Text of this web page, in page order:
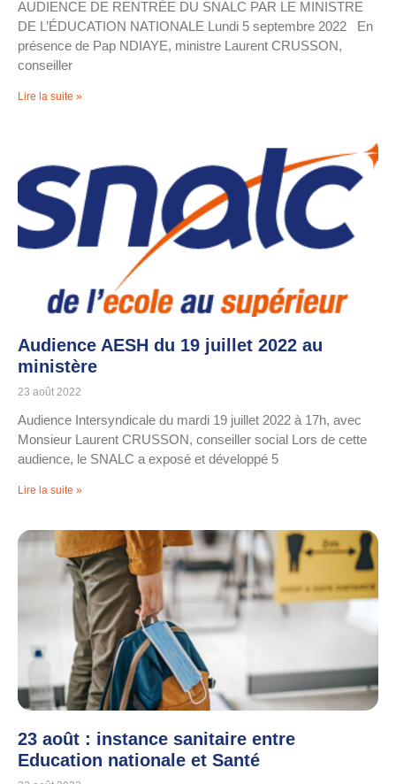
AUDIENCE DE RENTRÉE DU SNALC PAR LE MINISTRE
DE L’ÉDUCATION NATIONALE Lundi 5 septembre 2022 En
présence de Pap NDIAYE, ministre Laurent CRUSSON,
conseiller
Lire la suite »
Audience AESH du 19 juillet 2022 au
ministère
23 août 2022
Audience Intersyndicale du mardi 19 juillet 2022 à 17h, avec
Monsieur Laurent CRUSSON, conseiller social Lors de cette
audience, le SNALC a exposé et développé 5
Lire la suite »
23 août : instance sanitaire entre
Education nationale et Santé